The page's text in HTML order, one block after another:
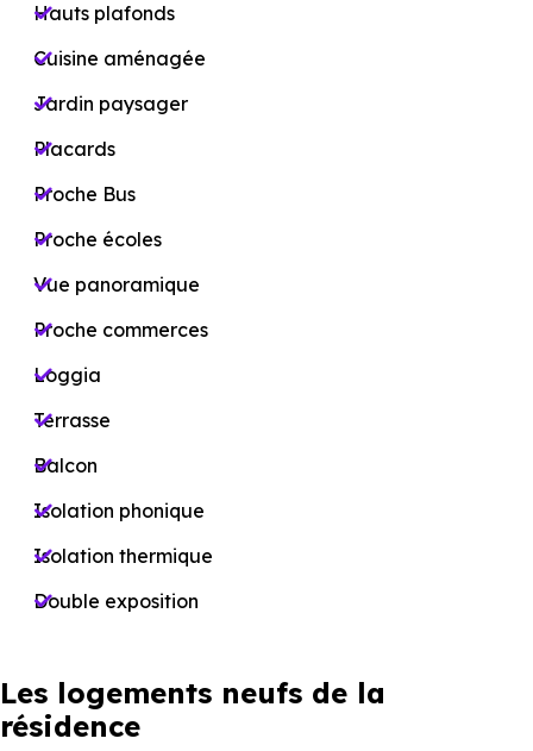
Hauts plafonds
Cuisine aménagée
Jardin paysager
Placards
Proche Bus
Proche écoles
Vue panoramique
Proche commerces
Loggia
Terrasse
Balcon
Isolation phonique
Isolation thermique
Double exposition
Les logements neufs de la
résidence